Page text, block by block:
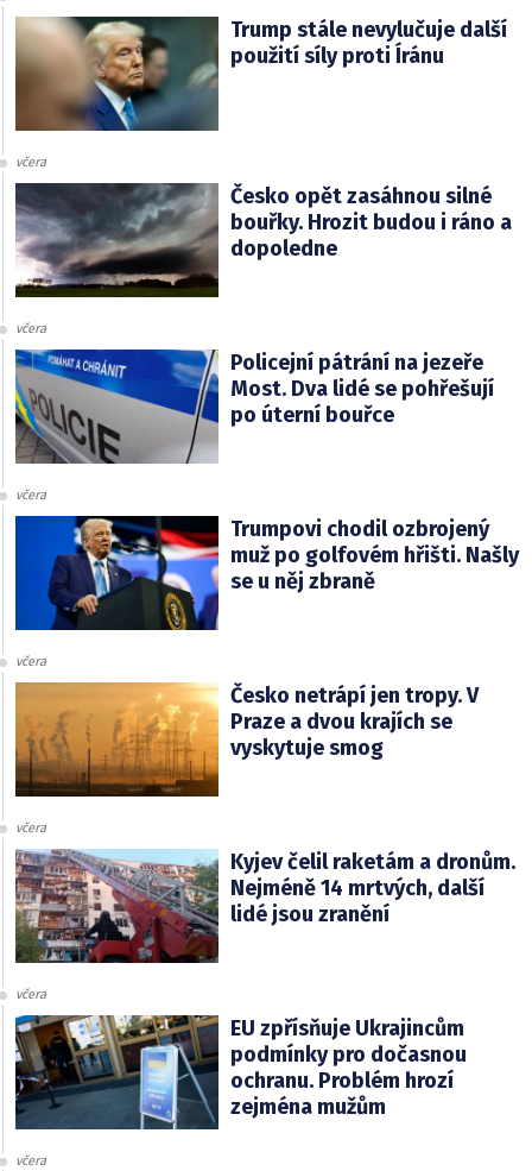
Trump stále nevylučuje další
použití síly proti Íránu
včera
Česko opět zasáhnou silné
bouřky. Hrozit budou i ráno a
dopoledne
včera
Policejní pátrání na jezeře
Most. Dva lidé se pohřešují
po úterní bouřce
včera
Trumpovi chodil ozbrojený
muž po golfovém hřišti. Našly
se u něj zbraně
včera
Česko netrápí jen tropy. V
Praze a dvou krajích se
vyskytuje smog
včera
Kyjev čelil raketám a dronům.
Nejméně 14 mrtvých, další
lidé jsou zranění
včera
EU zpřísňuje Ukrajincům
podmínky pro dočasnou
ochranu. Problém hrozí
zejména mužům
včera